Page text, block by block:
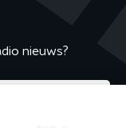
nieuws?